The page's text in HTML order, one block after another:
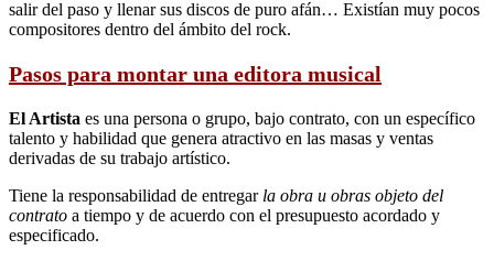
salir del paso y llenar sus discos de puro afán… Existían muy pocos
compositores dentro del ámbito del rock.
Pasos para montar una editora musical
El Artista es una persona o grupo, bajo contrato, con un específico
talento y habilidad que genera atractivo en las masas y ventas
derivadas de su trabajo artístico.
Tiene la responsabilidad de entregar la obra u obras objeto del
contrato a tiempo y de acuerdo con el presupuesto acordado y
especificado.